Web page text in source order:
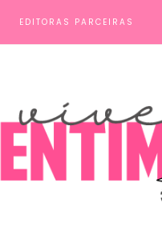
EDITORAS PARCEIRAS